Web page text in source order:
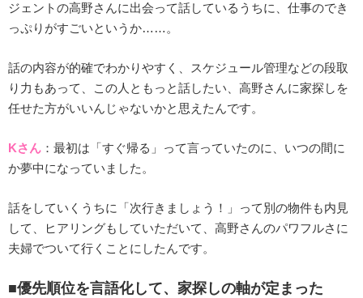
ジェントの高野さんに出会って話しているうちに、仕事のでき
っぷりがすごいというか……。
話の内容が的確でわかりやすく、スケジュール管理などの段取
り力もあって、この人ともっと話したい、高野さんに家探しを
任せた方がいいんじゃないかと思えたんです。
Kさん ：最初は「すぐ帰る」って言っていたのに、いつの間に
か夢中になっていました。
話をしていくうちに「次行きましょう！」って別の物件も内見
して、ヒアリングもしていただいて、高野さんのパワフルさに
夫婦でついて行くことにしたんです。
■優先順位を言語化して、家探しの軸が定まった